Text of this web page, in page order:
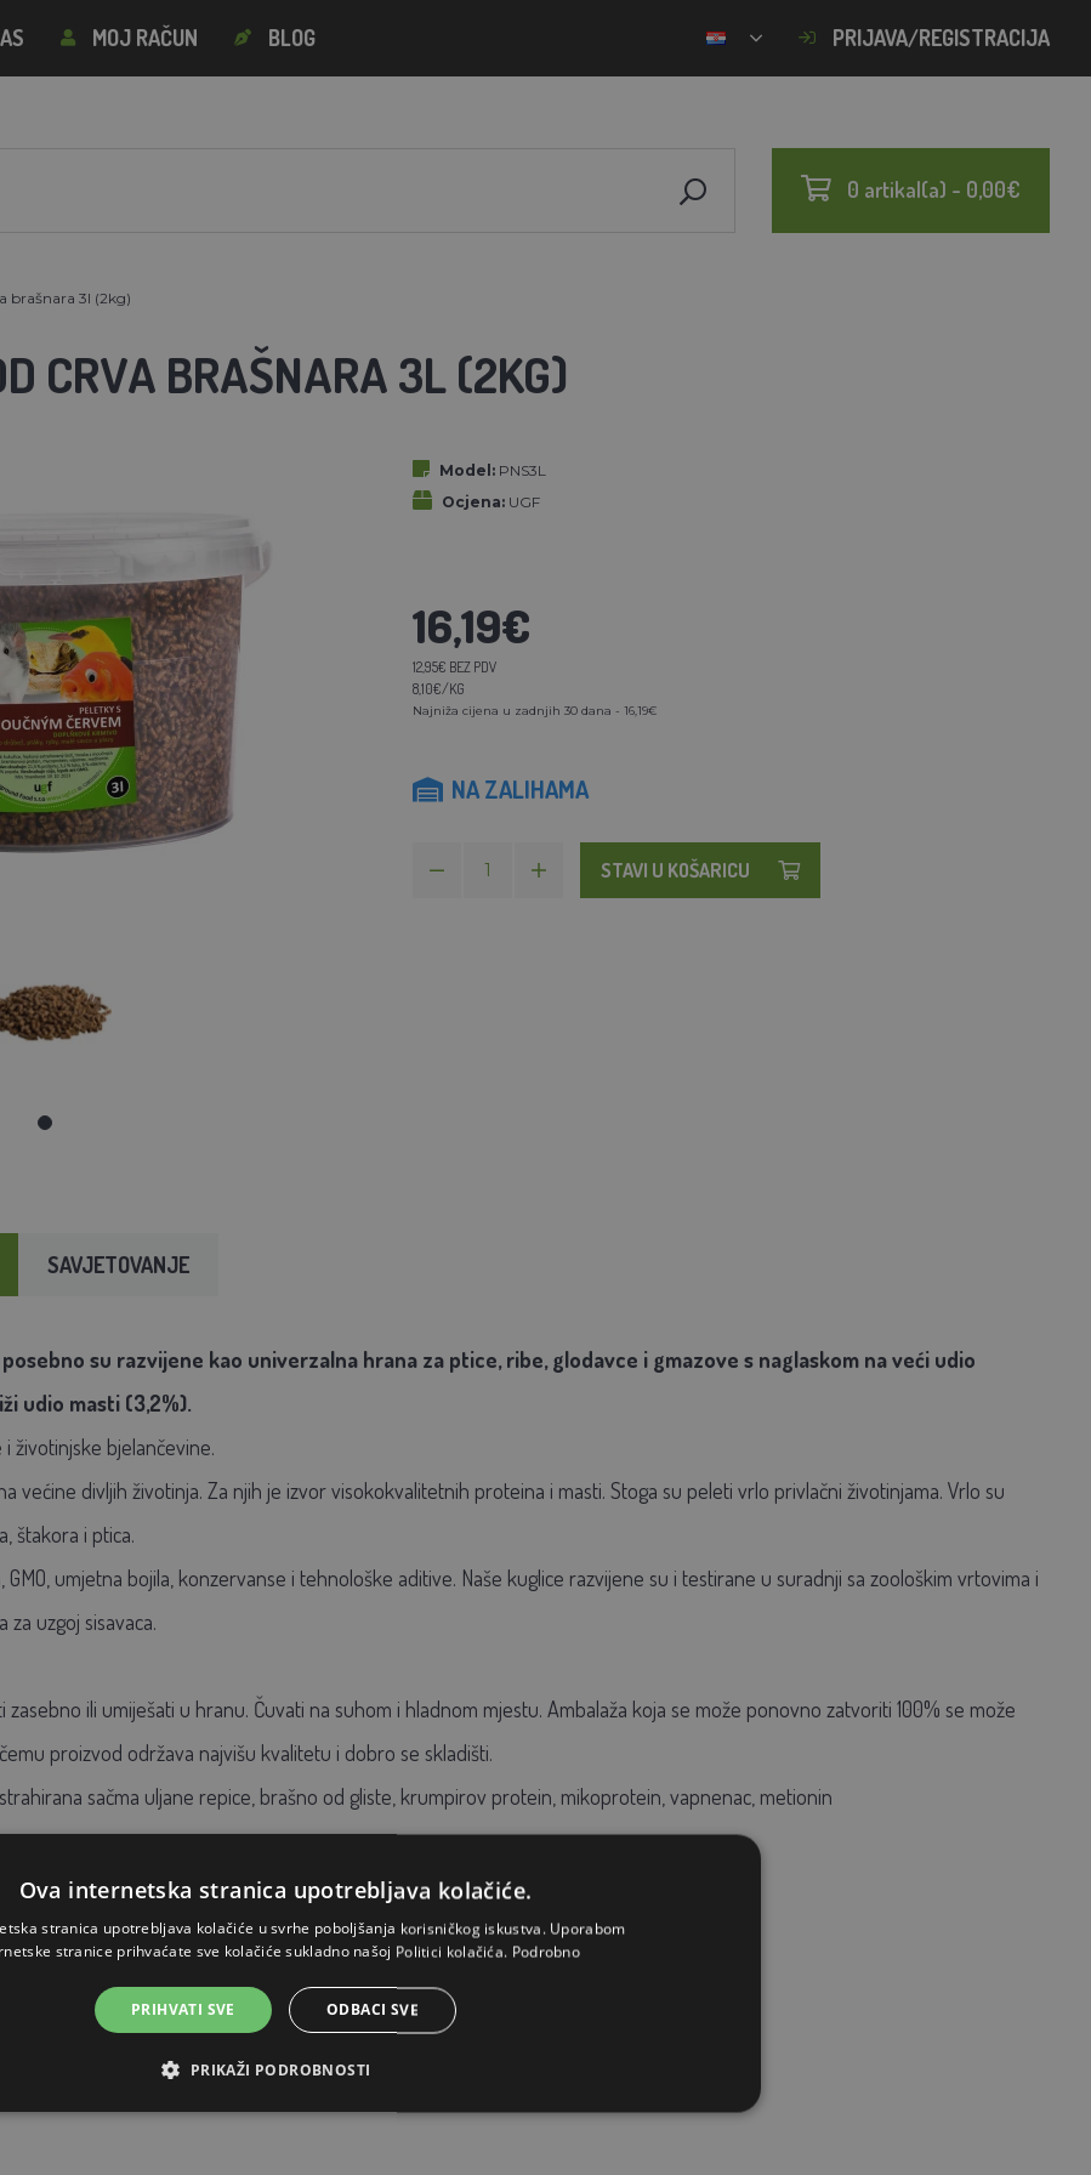
MOJ RAČUN BLOG PRIJAVA/REGISTRACIJA
0 artikal(a) - 0,00€
brašnara 3l (2kg)
CRVA BRAŠNARA 3L (2KG)
Model: PNS3L
Ocjena: UGF
16,19€
12,95€ BEZ PDV
8,10€/KG
Najniža cijena u zadnjih 30 dana - 16,19€
NA ZALIHAMA
STAVI U KOŠARICU
SAVJETOVANJE
su razvijene kao univerzalna hrana za ptice, ribe, glodavce i gmazove s naglaskom na veći udio
udio masti (3,2%).
životinjske bjelančevine.
većine divljih životinja. Za njih je izvor visokokvalitetnih proteina i masti. Stoga su peleti vrlo privlačni životinjama. Vrlo su
štakora i ptica.
GMO, umjetna bojila, konzervanse i tehnološke aditive. Naše kuglice razvijene su i testirane u suradnji sa zoološkim vrtovima i
uzgoj sisavaca.
zasebno ili umiješati u hranu. Čuvati na suhom i hladnom mjestu. Ambalaža koja se može ponovno zatvoriti 100% se može
proizvod održava najvišu kvalitetu i dobro se skladišti.
sačma uljane repice, brašno od gliste, krumpirov protein, mikoprotein, vapnenac, metionin
Ova internetska stranica upotrebljava kolačiće.
stranica upotrebljava kolačiće u svrhe poboljšanja korisničkog iskustva. Uporabom
stranice prihvaćate sve kolačiće sukladno našoj Politici kolačića. Podrobno
PRIHVATI SVE ODBACI SVE
PRIKAŽI PODROBNOSTI